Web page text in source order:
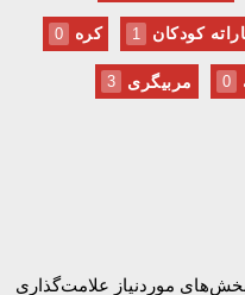
کودکان 1 کره 0
0 مربیگری 3
موردنیاز علامت‌گذاری